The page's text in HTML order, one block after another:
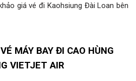
giá vé đi Kaohsiung Đài Loan bên
MÁY BAY ĐI CAO HÙNG
VIETJET AIR